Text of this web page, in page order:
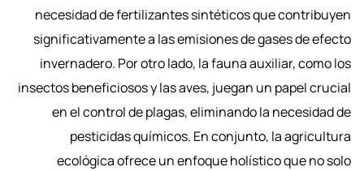
necesidad de fertilizantes sintéticos que contribuyen
significativamente a las emisiones de gases de efecto
invernadero. Por otro lado, la fauna auxiliar, como los
insectos beneficiosos y las aves, juegan un papel crucial
en el control de plagas, eliminando la necesidad de
pesticidas químicos. En conjunto, la agricultura
ecológica ofrece un enfoque holístico que no solo